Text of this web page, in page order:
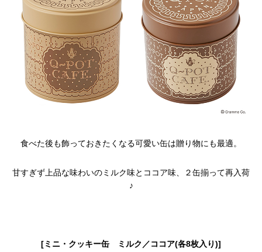
食べた後も飾っておきたくなる可愛い缶は贈り物にも最適。
甘すぎず上品な味わいのミルク味とココア味、２缶揃って再入荷
♪
[ミニ・クッキー缶 ミルク／ココア(各8枚入り)]